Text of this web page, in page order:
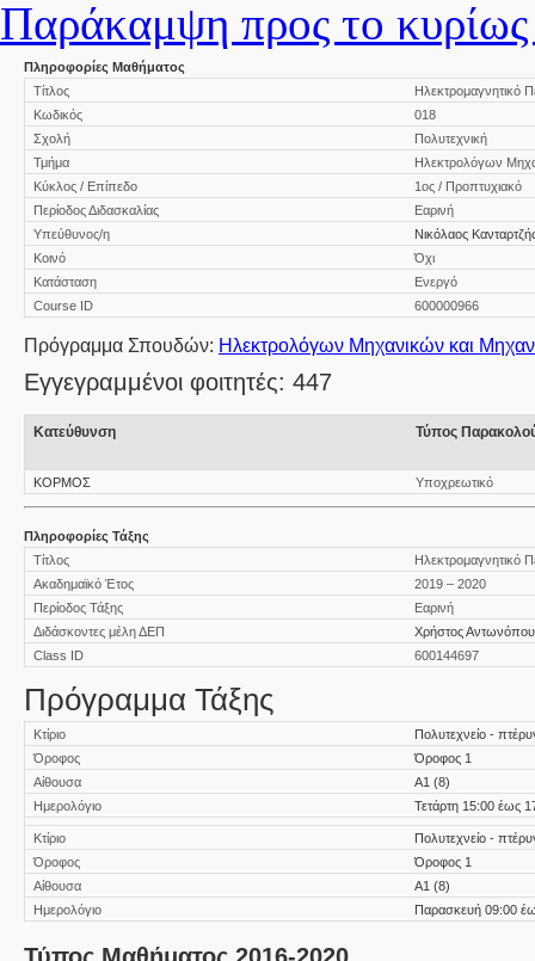
Παράκαμψη προς το κυρίως
Πληροφορίες Μαθήματος
Τίτλος
Ηλεκτρομαγνητικό
Κωδικός
018
Σχολή
Πολυτεχνική
Τμήμα
Ηλεκτρολόγων
Κύκλος / Επίπεδο
1ος / Προπτυχιακό
Περίοδος Διδασκαλίας
Εαρινή
Υπεύθυνος/η
Νικόλαος
Κοινό
Όχι
Κατάσταση
Ενεργό
Course ID
600000966
Πρόγραμμα Σπουδών: Ηλεκτρολόγων Μηχανικών και
Εγγεγραμμένοι φοιτητές: 447
Κατεύθυνση Τύπος
ΚΟΡΜΟΣ Υποχρεωτικό
Πληροφορίες Τάξης
Τίτλος
Ηλεκτρομαγνητικό
Ακαδημαϊκό Έτος
2019 – 2020
Περίοδος Τάξης
Εαρινή
Διδάσκοντες μέλη ΔΕΠ
Χρήστος
Class ID
600144697
Πρόγραμμα Τάξης
Κτίριο
Πολυτεχνείο -
Όροφος
Όροφος 1
Αίθουσα
Α1 (8)
Ημερολόγιο
Τετάρτη 15:00 έως
Κτίριο
Πολυτεχνείο -
Όροφος
Όροφος 1
Αίθουσα
Α1 (8)
Ημερολόγιο
Παρασκευή 09:00
Τύπος Μαθήματος 2016-2020